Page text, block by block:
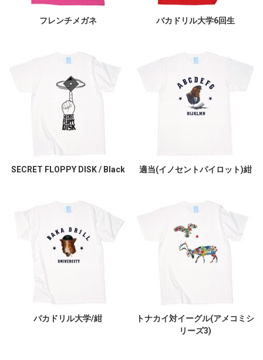
フレンチメガネ バカドリル大学6回生
SECRET FLOPPY DISK / Black 適当(イノセントパイロット)紺
バカドリル大学/紺
トナカイ対イーグル(アメコミシ
リーズ3)